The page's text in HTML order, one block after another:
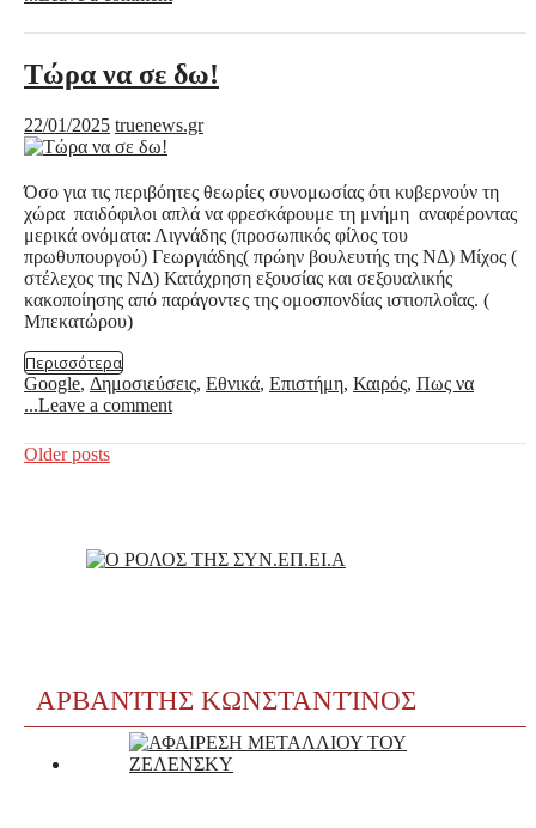
Tώρα να σε δω!
22/01/2025 truenews.gr
Όσο για τις περιβόητες θεωρίες συνομωσίας ότι κυβερνούν τη
χώρα παιδόφιλοι απλά να φρεσκάρουμε τη μνήμη αναφέροντας
μερικά ονόματα: Λιγνάδης (προσωπικός φίλος του
πρωθυπουργού) Γεωργιάδης( πρώην βουλευτής της ΝΔ) Μίχος (
στέλεχος της ΝΔ) Κατάχρηση εξουσίας και σεξουαλικής
κακοποίησης από παράγοντες της ομοσπονδίας ιστιοπλοΐας. (
Μπεκατώρου)
Περισσότερα
Google, Δημοσιεύσεις, Εθνικά, Επιστήμη, Καιρός, Πως να
...Leave a comment
Posts
Older posts
ΑΡΒΑΝΊΤΗΣ ΚΩΝΣΤΑΝΤΊΝΟΣ